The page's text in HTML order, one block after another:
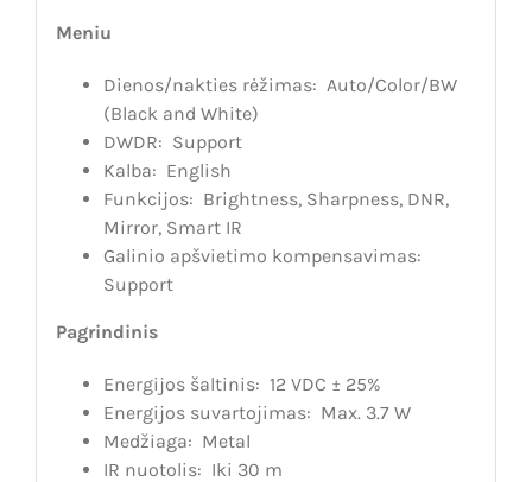
Meniu
Dienos/nakties rėžimas: Auto/Color/BW
(Black and White)
DWDR: Support
Kalba: English
Funkcijos: Brightness, Sharpness, DNR,
Mirror, Smart IR
Galinio apšvietimo kompensavimas:
Support
Pagrindinis
Energijos šaltinis: 12 VDC ± 25%
Energijos suvartojimas: Max. 3.7 W
Medžiaga: Metal
IR nuotolis: Iki 30 m